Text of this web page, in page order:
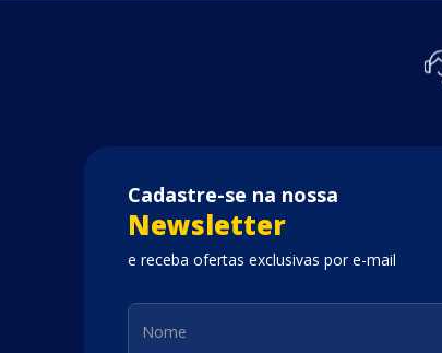
Cadastre-se na nossa
Newsletter
e receba ofertas exclusivas por e-mail